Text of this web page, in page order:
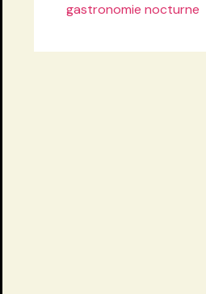
gastronomie nocturne